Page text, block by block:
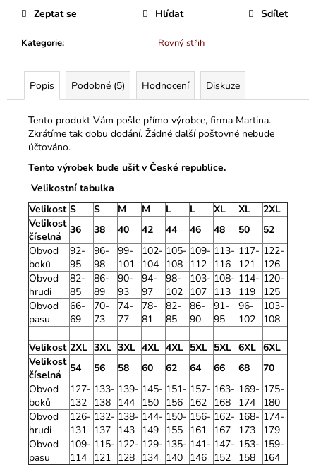
Kategorie: Rovný střih
Zeptat se Hlídat Sdílet
Popis Podobné (5) Hodnocení Diskuze
Tento produkt Vám pošle přímo výrobce, firma Martina.
Zkrátíme tak dobu dodání. Žádné další poštovné nebude
účtováno.
Tento výrobek bude ušit v České republice.
Velikostní tabulka
Velikost S S M M L L XL XL
2XL
Velikost
číselná
36 38 40 42 44 46 48 50
52
Obvod
boků
92-
95
96-
98
99-
101
102-
104
105-
108
109-
112
113-
116
117-
121
122-
126
Obvod
hrudi
82-
85
86-
89
90-
93
94-
97
98-
102
103-
107
108-
113
114-
119
120-
125
Obvod
pasu
66-
69
70-
73
74-
77
78-
81
82-
85
86-
90
91-
95
96-
102
103-
108
Velikost 2XL 3XL 3XL 4XL 4XL 5XL 5XL 6XL 6XL
Velikost
číselná
54 56 58 60 62 64 66 68
70
Obvod
boků
127-
132
133-
138
139-
144
145-
150
151-
156
157-
162
163-
168
169-
174
175-
180
Obvod
hrudi
126-
131
132-
137
138-
143
144-
149
150-
155
156-
161
162-
167
168-
173
174-
179
Obvod
pasu
109-
114
115-
121
122-
128
129-
134
135-
140
141-
146
147-
152
153-
158
159-
164